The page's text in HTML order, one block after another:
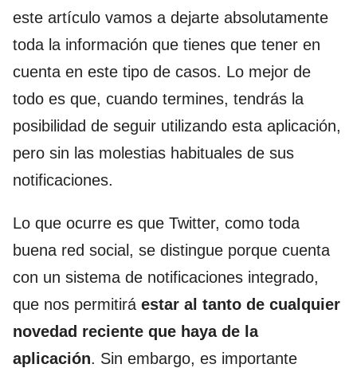
este artículo vamos a dejarte absolutamente
toda la información que tienes que tener en
cuenta en este tipo de casos. Lo mejor de
todo es que, cuando termines, tendrás la
posibilidad de seguir utilizando esta aplicación,
pero sin las molestias habituales de sus
notificaciones.
Lo que ocurre es que Twitter, como toda
buena red social, se distingue porque cuenta
con un sistema de notificaciones integrado,
que nos permitirá estar al tanto de cualquier
novedad reciente que haya de la
aplicación. Sin embargo, es importante